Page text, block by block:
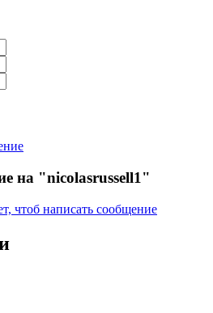
на "nicolasrussell1"
чтоб написать сообщение